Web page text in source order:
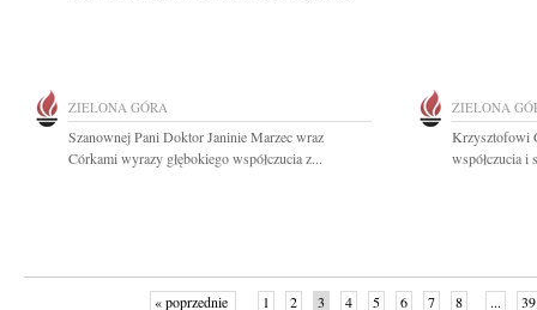
ZIELONA GÓRA
Szanownej Pani Doktor Janinie Marzec wraz
Córkami wyrazy głębokiego współczucia z...
ZIELONA
Krzysztofowi
współczucia i
« poprzednie 1 2 3 4 5 6 7 8 ... 39